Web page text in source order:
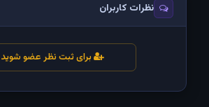
نظرات کاربران
برای ثبت نظر عضو شوید